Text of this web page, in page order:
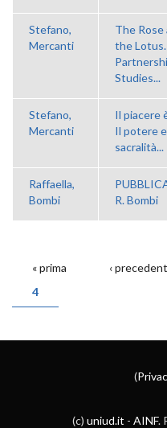
Stefano,
Mercanti
The Rose
the Lotus.
Studies...
Stefano,
Mercanti
Il piacere
Il potere
sacralità...
Raffaella,
Bombi
R. Bombi
PAGINE
« prima ‹
4
(
(c) uniud.it - AINF.